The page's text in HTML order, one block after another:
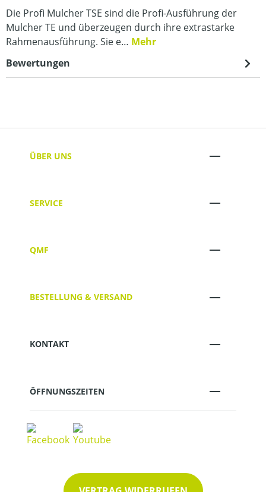
Die Profi Mulcher TSE sind die Profi-Ausführung der
Mulcher TE und überzeugen durch ihre extrastarke
Rahmenausführung. Sie e… Mehr
Bewertungen
ÜBER UNS
SERVICE
QMF
BESTELLUNG & VERSAND
KONTAKT
ÖFFNUNGSZEITEN